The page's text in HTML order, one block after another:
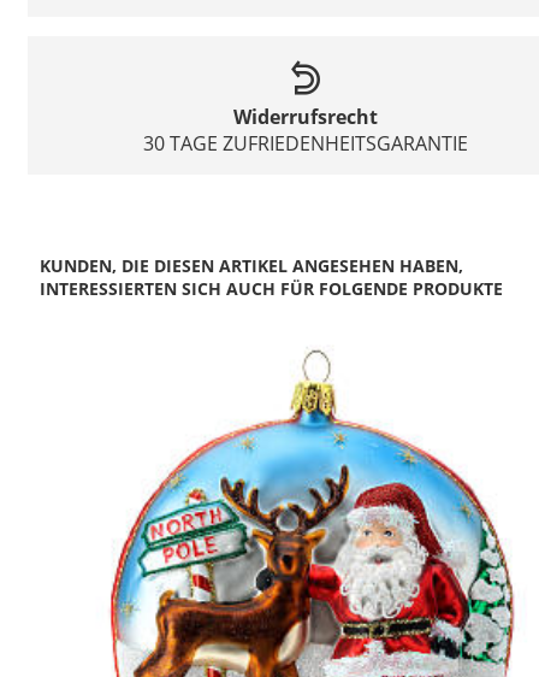
Widerrufsrecht
30 TAGE ZUFRIEDENHEITSGARANTIE
KUNDEN, DIE DIESEN ARTIKEL ANGESEHEN HABEN,
INTERESSIERTEN SICH AUCH FÜR FOLGENDE PRODUKTE